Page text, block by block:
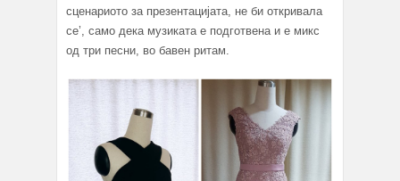
сценариото за презентацијата, не би откривала
се’, само дека музиката е подготвена и е микс
од три песни, во бавен ритам.